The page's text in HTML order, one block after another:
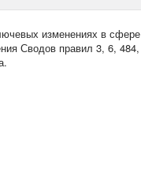
изменениях в сфере
Сводов правил 3, 6, 484,